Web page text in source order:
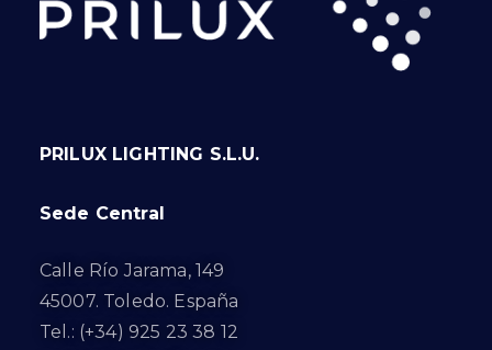
PRILUX LIGHTING S.L.U.
Sede Central
Calle Río Jarama, 149
45007. Toledo. España
Tel.: (+34) 925 23 38 12